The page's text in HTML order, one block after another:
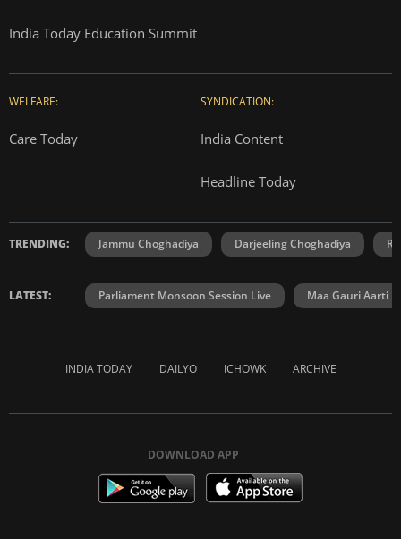
India Today Education Summit
WELFARE:
Care Today
SYNDICATION:
India Content
Headline Today
TRENDING: Jammu Choghadiya Darjeeling Choghadiya
LATEST: Parliament Monsoon Session Live Maa Gauri Aarti
INDIA TODAY DAILYO ICHOWK ARCHIVE
DOWNLOAD APP